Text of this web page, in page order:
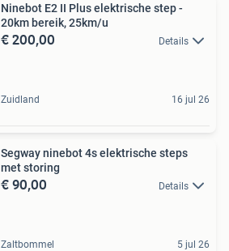
Ninebot E2 II Plus elektrische step -
20km bereik, 25km/u
€ 200,00 Details
Zuidland 16 jul 26
Segway ninebot 4s elektrische steps
met storing
€ 90,00 Details
Zaltbommel 5 jul 26